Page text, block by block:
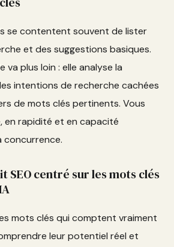
se contentent souvent de lister
et des suggestions basiques.
va plus loin : elle analyse la
intentions de recherche cachées
de mots clés pertinents. Vous
en rapidité et en capacité
concurrence.
SEO centré sur les mots clés
mots clés qui comptent vraiment
leur potentiel réel et